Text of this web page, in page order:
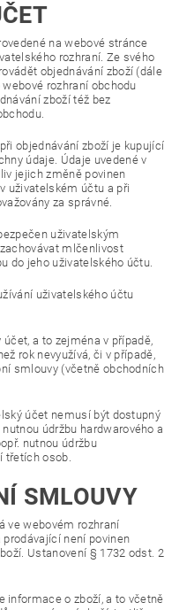
na webové stránce
rozhraní. Ze svého
objednávání zboží (dále
webové rozhraní obchodu
zboží též bez
objednávání zboží je kupující
údaje. Údaje uvedené v
jejich změně povinen
uživatelském účtu a při
za správné.
uživatelským
mlčenlivost
do jeho uživatelského účtu.
uživatelského účtu
a to zejména v případě,
rok nevyužívá, či v případě,
smlouvy (včetně obchodních
účet nemusí být dostupný
údržbu hardwarového a
nutnou údržbu
třetích osob.
SMLOUVY
ve webovém rozhraní
není povinen
Ustanovení § 1732 odst. 2
informace o zboží, a to včetně